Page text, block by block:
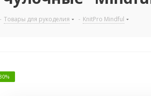
- Товары для рукоделия - KnitPro Mindful